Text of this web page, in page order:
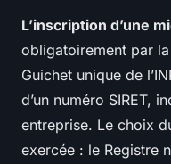
L’inscription d’une
obligatoirement par
Guichet unique de
d’un numéro SIRET,
entreprise. Le choix
exercée : le Registre